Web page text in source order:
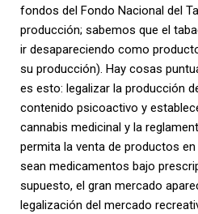
fondos del Fondo Nacional del
producción; sabemos que el
ir desapareciendo como
su producción). Hay cosas
es esto: legalizar la producción
contenido psicoactivo y
cannabis medicinal y la
permita la venta de productos
sean medicamentos bajo
supuesto, el gran mercado
legalización del mercado